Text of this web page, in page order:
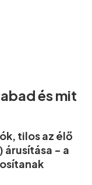
és mit
tilos az élő
árusítása - a